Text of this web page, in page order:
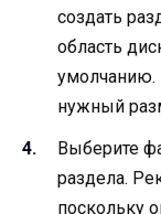
создать
область
умолчанию.
нужный
Выберите
раздела.
поскольку